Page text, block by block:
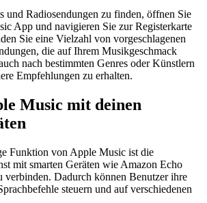
und Radiosendungen zu finden, öffnen Sie
App und navigieren Sie zur Registerkarte
Sie eine Vielzahl von vorgeschlagenen
die auf Ihrem Musikgeschmack
nach bestimmten Genres oder Künstlern
Empfehlungen zu erhalten.
Music mit deinen
Funktion von Apple Music ist die
mit smarten Geräten wie Amazon Echo
verbinden. Dadurch können Benutzer ihre
steuern und auf verschiedenen